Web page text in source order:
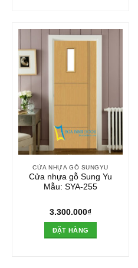
CỬA NHỰA GỖ SUNGYU
Cửa nhựa gỗ Sung Yu
Mẫu: SYA-255
3.300.000₫
ĐẶT HÀNG